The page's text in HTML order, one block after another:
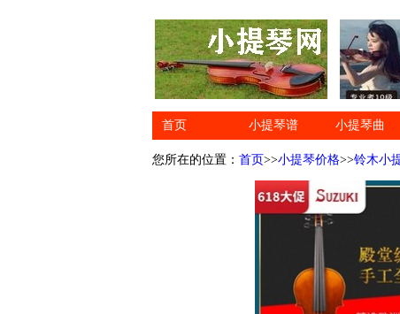
首页 小提琴谱 小提琴曲
您所在的位置： 首页>>小提琴价格>>铃木小